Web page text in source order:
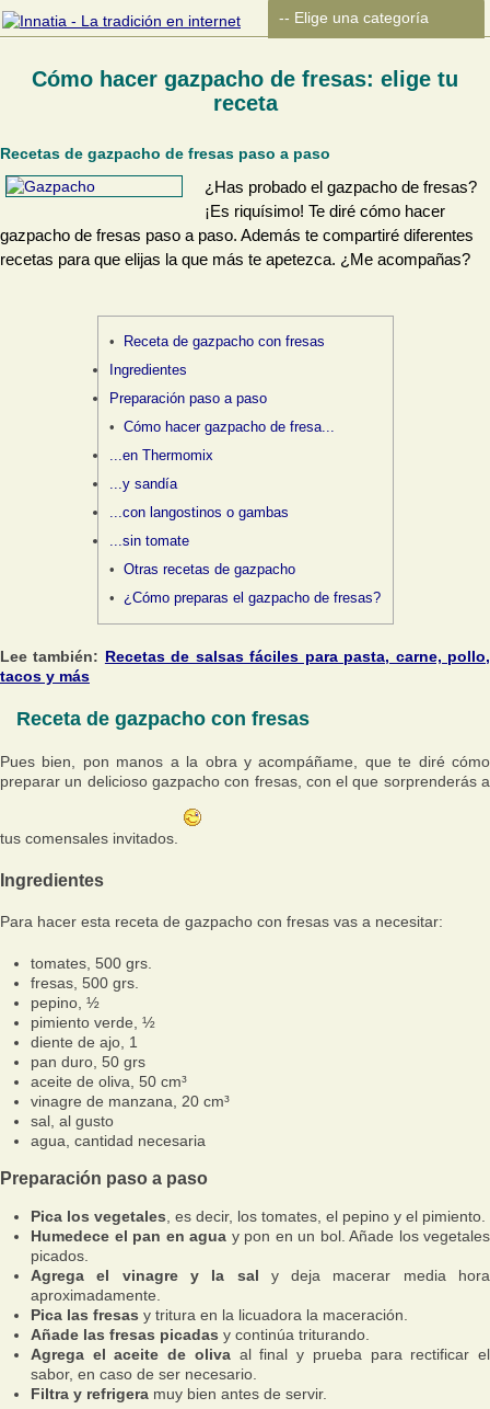
Cómo hacer gazpacho de fresas: elige tu
receta
Recetas de gazpacho de fresas paso a paso
¿Has probado el gazpacho de fresas?
¡Es riquísimo! Te diré cómo hacer
gazpacho de fresas paso a paso. Además te compartiré diferentes
recetas para que elijas la que más te apetezca. ¿Me acompañas?
Receta de gazpacho con fresas
Ingredientes
Preparación paso a paso
Cómo hacer gazpacho de fresa...
...en Thermomix
...y sandía
...con langostinos o gambas
...sin tomate
Otras recetas de gazpacho
¿Cómo preparas el gazpacho de fresas?
Lee también: Recetas de salsas fáciles para pasta, carne, pollo,
tacos y más
Receta de gazpacho con fresas
Pues bien, pon manos a la obra y acompáñame, que te diré cómo
preparar un delicioso gazpacho con fresas, con el que sorprenderás a
tus comensales invitados.
Ingredientes
Para hacer esta receta de gazpacho con fresas vas a necesitar:
tomates, 500 grs.
fresas, 500 grs.
pepino, ½
pimiento verde, ½
diente de ajo, 1
pan duro, 50 grs
aceite de oliva, 50 cm³
vinagre de manzana, 20 cm³
sal, al gusto
agua, cantidad necesaria
Preparación paso a paso
Pica los vegetales , es decir, los tomates, el pepino y el pimiento.
Humedece el pan en agua y pon en un bol. Añade los vegetales
picados.
Agrega el vinagre y la sal y deja macerar media hora
aproximadamente.
Pica las fresas y tritura en la licuadora la maceración.
Añade las fresas picadas y continúa triturando.
Agrega el aceite de oliva al final y prueba para rectificar el
sabor, en caso de ser necesario.
Filtra y refrigera muy bien antes de servir.